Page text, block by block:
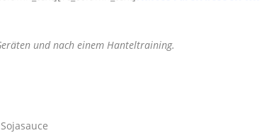
und nach einem Hanteltraining.